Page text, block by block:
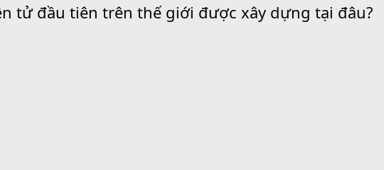
tử đầu tiên trên thế giới được xây dựng tại đâu?